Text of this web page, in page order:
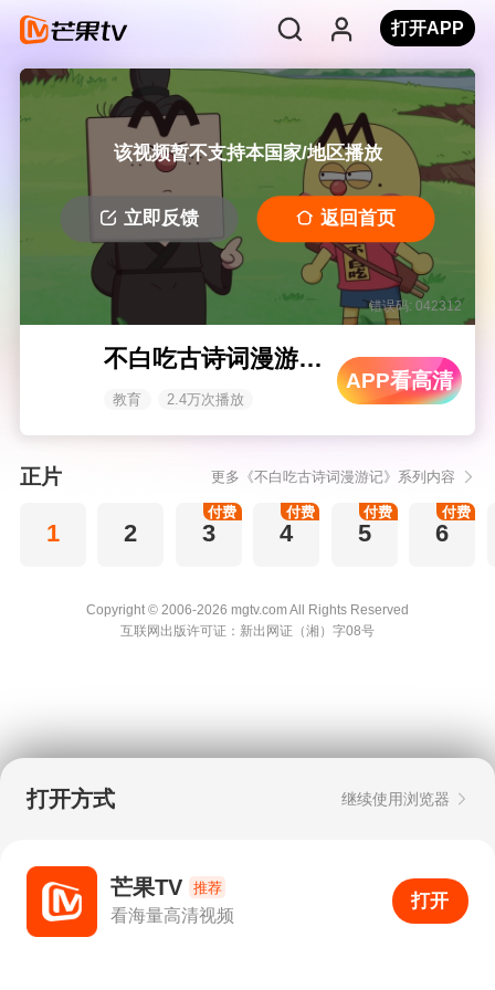
打开APP
该视频暂不支持本国家/地区播放
立即反馈 返回首页
错误码: 042312
不白吃古诗词漫游记 第二季
教育 2.4万次播放
APP看高清
正片 更多《不白吃古诗词漫游记》系列内容
1 2 3
付费
4
付费
5
付费
6
付费
Copyright © 2006-2026 mgtv.com All Rights Reserved
互联网出版许可证：新出网证（湘）字08号
1
打开APP
打开方式 继续使用浏览器
芒果TV 推荐
看海量高清视频
打开